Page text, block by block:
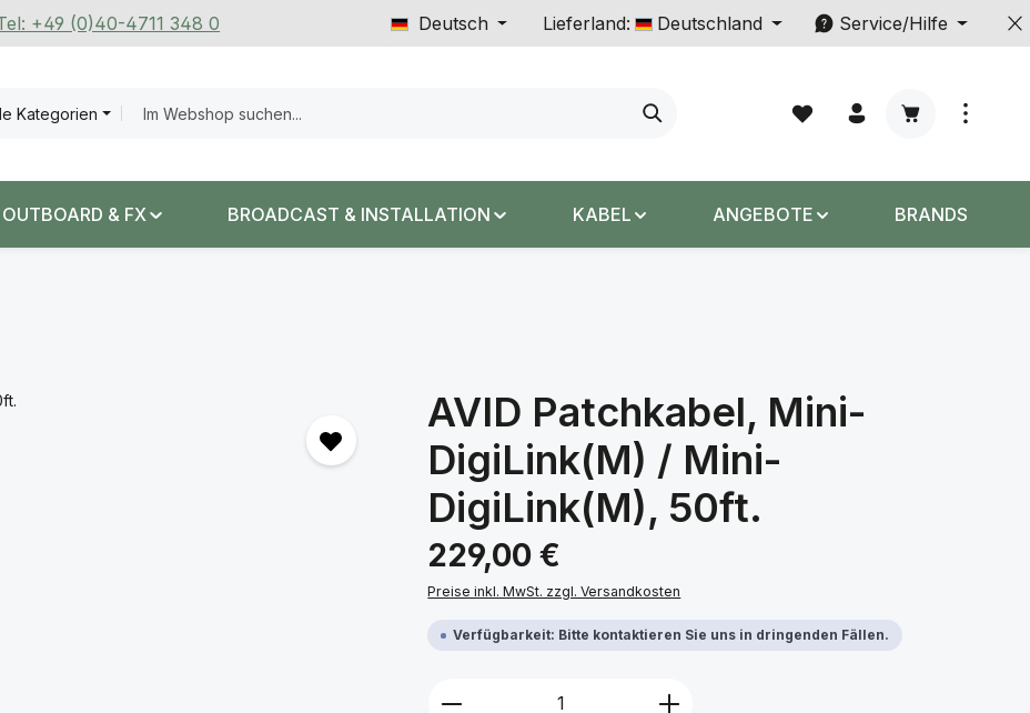
+49 (0)40-4711 348 0 Deutsch Lieferland: Deutschland Service/Hilfe
Kategorien
Warenkorb
OUTBOARD & FX BROADCAST & INSTALLATION KABEL ANGEBOTE BRANDS
AVID Patchkabel, Mini-
DigiLink(M) / Mini-
DigiLink(M), 50ft.
Regulärer Preis:
229,00 €
Preise inkl. MwSt. zzgl. Versandkosten
Verfügbarkeit: Bitte kontaktieren Sie uns in dringenden Fällen.
Produkt Anzahl: Gib den gewünschten Wert